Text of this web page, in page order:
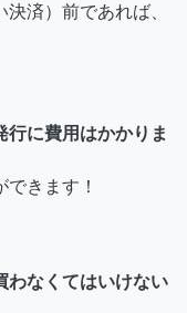
済）前であれば、
行に費用はかかりま
きます！
わなくてはいけない